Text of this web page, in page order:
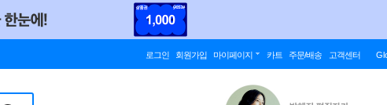
로그인 회원가입 마이페이지 카트 주문/배송 고객센터